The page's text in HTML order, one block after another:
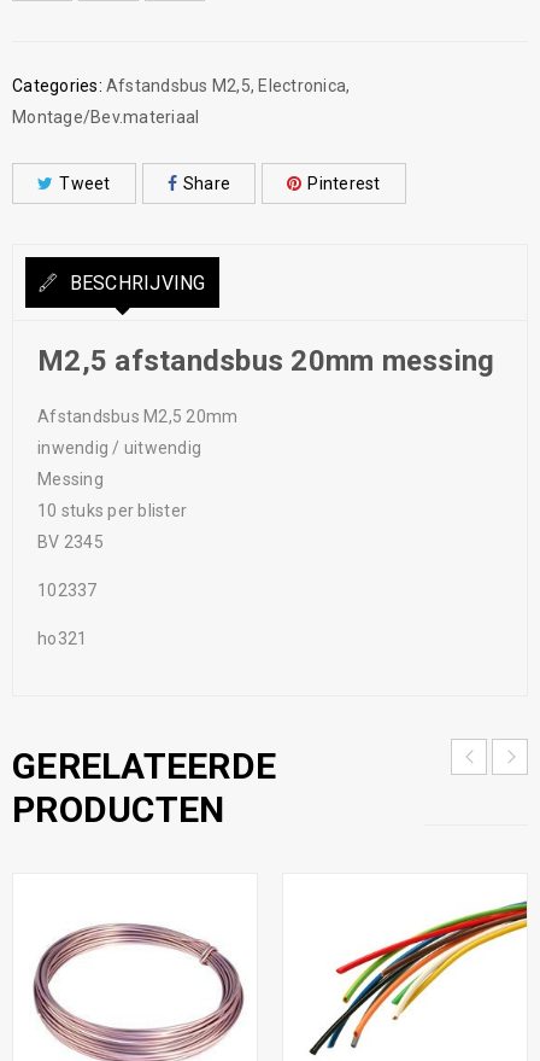
Categories: Afstandsbus M2,5, Electronica,
Montage/Bev.materiaal
Tweet Share Pinterest
BESCHRIJVING
M2,5 afstandsbus 20mm messing
Afstandsbus M2,5 20mm
inwendig / uitwendig
Messing
10 stuks per blister
BV 2345
102337
ho321
GERELATEERDE
PRODUCTEN